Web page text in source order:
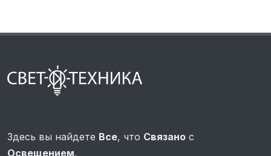
Здесь вы найдете Все, что Связано с
Освещением.